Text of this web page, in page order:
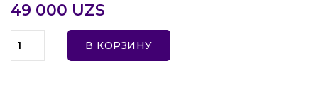
49 000 UZS
В КОРЗИНУ